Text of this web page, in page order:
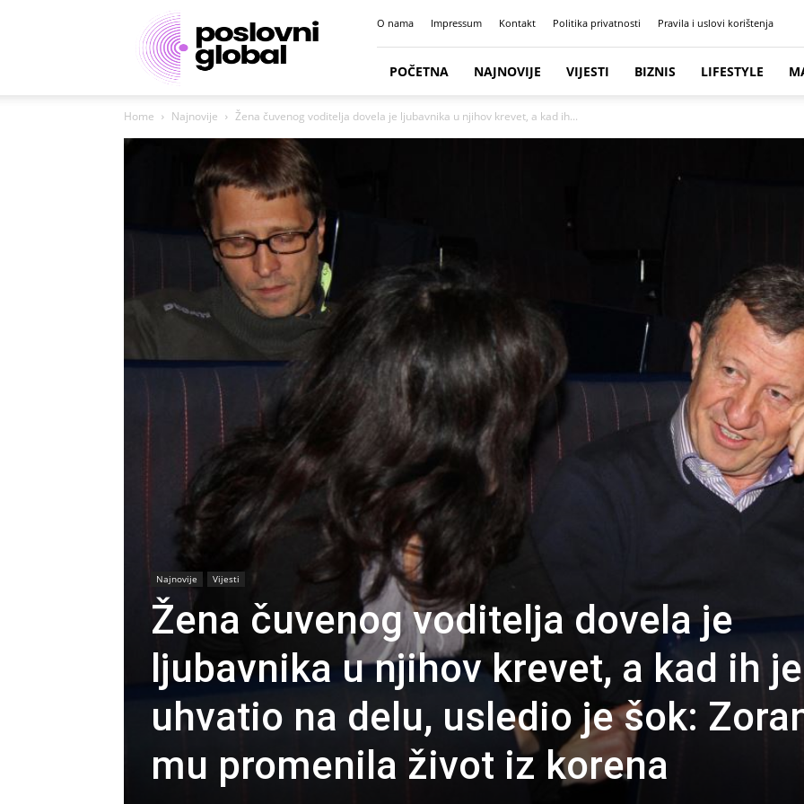
Poslovni
portal
O nama Impressum Kontakt Politika privatnosti Pravila i uslovi korištenja
POČETNA NAJNOVIJE VIJESTI BIZNIS LIFESTYLE
Home Najnovije Žena čuvenog voditelja dovela je ljubavnika u njihov krevet, a kad ih...
Najnovije Vijesti
Žena čuvenog voditelja dovela je
ljubavnika u njihov krevet, a kad ih je
uhvatio na delu, usledio je šok:
mu promenila život iz korena